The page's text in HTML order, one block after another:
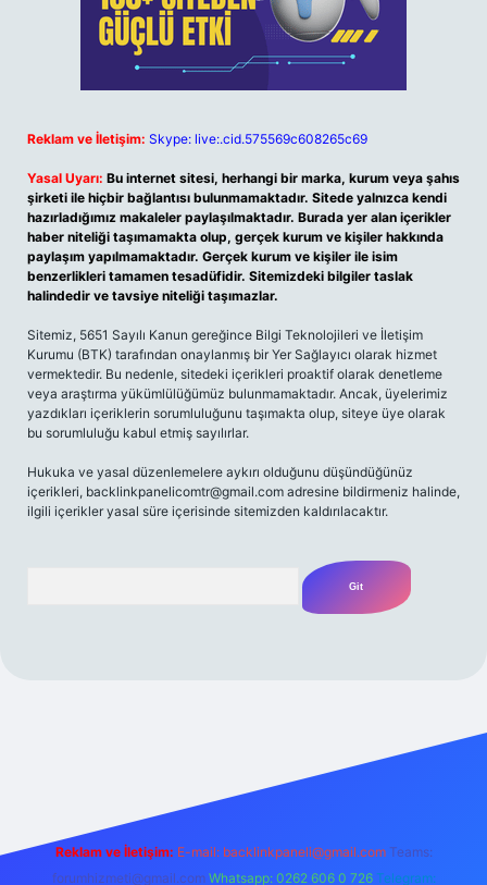
Reklam ve İletişim: Skype: live:.cid.575569c608265c69
Yasal Uyarı: Bu internet sitesi, herhangi bir marka, kurum veya şahıs
şirketi ile hiçbir bağlantısı bulunmamaktadır. Sitede yalnızca kendi
hazırladığımız makaleler paylaşılmaktadır. Burada yer alan içerikler
haber niteliği taşımamakta olup, gerçek kurum ve kişiler hakkında
paylaşım yapılmamaktadır. Gerçek kurum ve kişiler ile isim
benzerlikleri tamamen tesadüfidir. Sitemizdeki bilgiler taslak
halindedir ve tavsiye niteliği taşımazlar.
Sitemiz, 5651 Sayılı Kanun gereğince Bilgi Teknolojileri ve İletişim
Kurumu (BTK) tarafından onaylanmış bir Yer Sağlayıcı olarak hizmet
vermektedir. Bu nedenle, sitedeki içerikleri proaktif olarak denetleme
veya araştırma yükümlülüğümüz bulunmamaktadır. Ancak, üyelerimiz
yazdıkları içeriklerin sorumluluğunu taşımakta olup, siteye üye olarak
bu sorumluluğu kabul etmiş sayılırlar.
Hukuka ve yasal düzenlemelere aykırı olduğunu düşündüğünüz
içerikleri, backlinkpanelicomtr@gmail.com adresine bildirmeniz halinde,
ilgili içerikler yasal süre içerisinde sitemizden kaldırılacaktır.
m elexbet
Reklam ve İletişim: E-mail: backlinkpaneli@gmail.com Teams:
forumhizmeti@gmail.com Whatsapp: 0262 606 0 726 Telegram: